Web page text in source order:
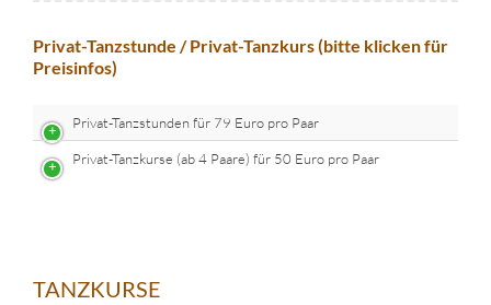
Privat-Tanzstunde / Privat-Tanzkurs (bitte klicken für
Preisinfos)
Privat-Tanzstunden für 79 Euro pro Paar
Privat-Tanzkurse (ab 4 Paare) für 50 Euro pro Paar
TANZKURSE